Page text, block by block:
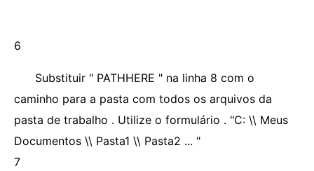
6
Substituir " PATHHERE " na linha 8 com o
caminho para a pasta com todos os arquivos da
pasta de trabalho . Utilize o formulário . "C: \\ Meus
Documentos \\ Pasta1 \\ Pasta2 ... "
7